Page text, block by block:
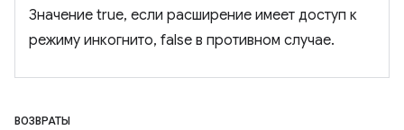
Значение true, если расширение имеет доступ к
режиму инкогнито, false в противном случае.
ВОЗВРАТЫ